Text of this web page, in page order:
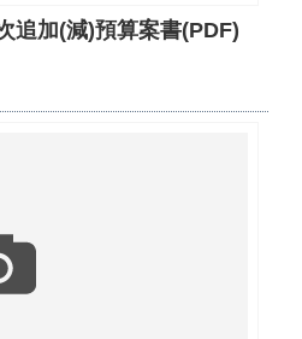
追加(減)預算案書(PDF)